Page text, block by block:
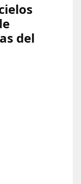
del